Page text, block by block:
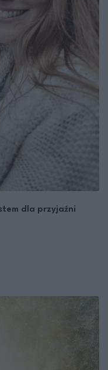
dla przyjaźni